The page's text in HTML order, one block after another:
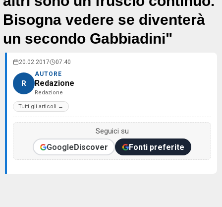
Bisogna vedere se diventerà
un secondo Gabbiadini"
20.02.2017 07:40
R
AUTORE
Redazione
Redazione
Tutti gli articoli →
Seguici su
GoogleDiscover Fonti preferite